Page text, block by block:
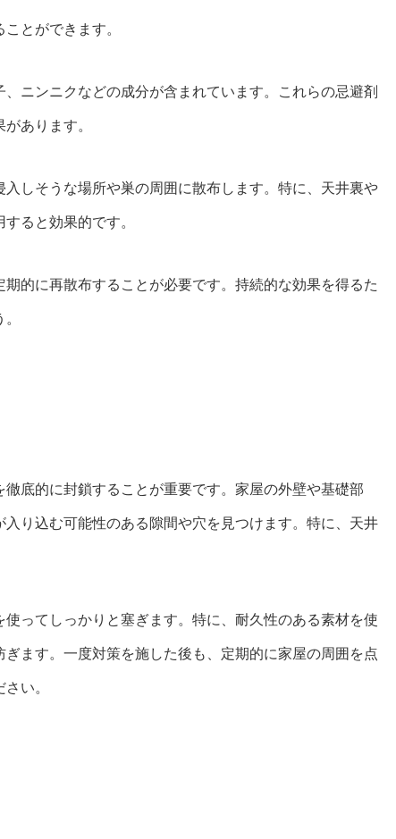
とができます。
ニンニクなどの成分が含まれています。これらの忌避剤
あります。
しそうな場所や巣の周囲に散布します。特に、天井裏や
ると効果的です。
的に再散布することが必要です。持続的な効果を得るた
底的に封鎖することが重要です。家屋の外壁や基礎部
り込む可能性のある隙間や穴を見つけます。特に、天井
ってしっかりと塞ぎます。特に、耐久性のある素材を使
ます。一度対策を施した後も、定期的に家屋の周囲を点
い。